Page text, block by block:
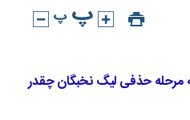
مرحله حذفی لیگ نخبگان چقدر